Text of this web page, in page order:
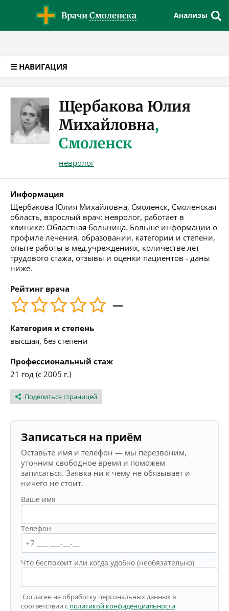
Врачи Смоленска Анализы
☰ НАВИГАЦИЯ
Щербакова Юлия
Михайловна,
Смоленск
невролог
Информация
Щербакова Юлия Михайловна, Смоленск, Смоленская
область, взрослый врач: невролог, работает в
клинике: Областная больница. Больше информации о
профиле лечения, образовании, категории и степени,
опыте работы в мед.учреждениях, количестве лет
трудового стажа, отзывы и оценки пациентов - даны
ниже.
Рейтинг врача
—
Категория и степень
высшая, без степени
Профессиональный стаж
21 год (с 2005 г.)
Поделиться страницей
Записаться на приём
Оставьте имя и телефон — мы перезвоним,
уточним свободное время и поможем
записаться. Заявка ни к чему не обязывает и
ничего не стоит.
Ваше имя
Телефон
Что беспокоит или когда удобно (необязательно)
Согласен на обработку персональных данных в
соответствии с политикой конфиденциальности